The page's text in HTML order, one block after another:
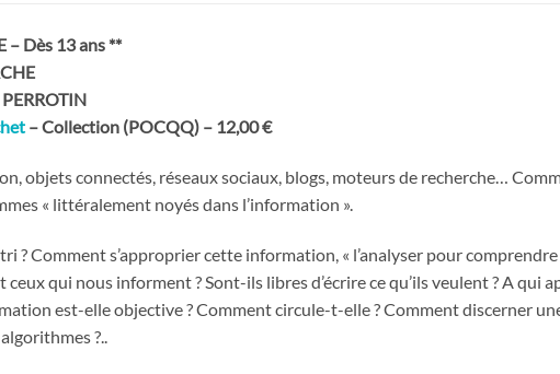
– Dès 13 ans **
– Collection (POCQQ) – 12,00 €
objets connectés, réseaux sociaux, blogs, moteurs de recherche…
« littéralement noyés dans l’information ».
? Comment s’approprier cette information, « l’analyser pour
ceux qui nous informent ? Sont-ils libres d’écrire ce qu’ils veulent ? A
est-elle objective ? Comment circule-t-elle ? Comment discerner
?..